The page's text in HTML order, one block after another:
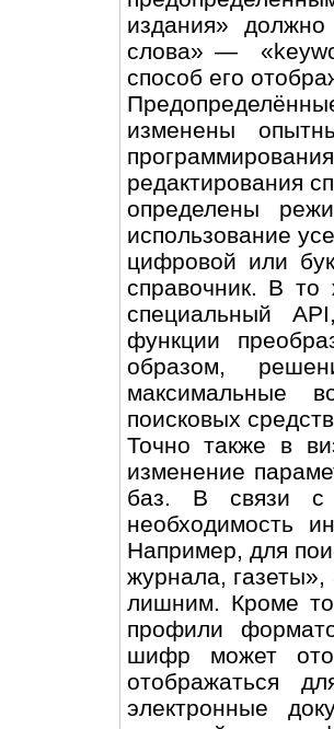
издания»
слова» —
способ его
изменены
редактирования
определены
использование
цифровой или
справочник. В то
специальный
функции
образом,
максимальные
поисковых
Точно также в
изменение
баз. В связи с
необходимость
Например, для
журнала,
лишним. Кроме
профили
шифр может
отображаться
электронные